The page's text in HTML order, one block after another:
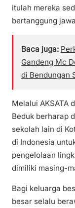
itulah mereka
bertanggung
Baca juga:
Gandeng Mc
di Bendungan
Melalui AKSATA
Beduk berharap
sekolah lain di
di Indonesia
pengelolaan
dimiliki masing-
Bagi keluarga
besar selalu